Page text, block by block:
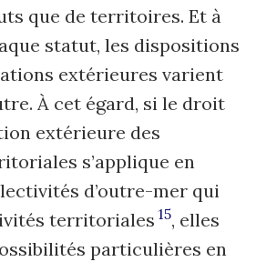
que de territoires. Et à
statut, les dispositions
extérieures varient
À cet égard, si le droit
extérieure des
s’applique en
d’outre-mer qui
territoriales 15, elles
particulières en